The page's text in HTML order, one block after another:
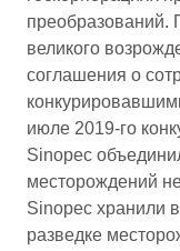
преобразований.
великого
соглашения о
июле 2019-го
Sinopec
месторождений
Sinopec хранили
разведке